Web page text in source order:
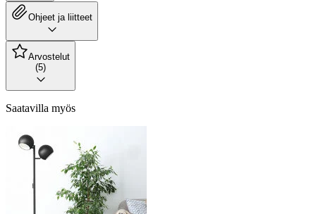
Ohjeet ja liitteet
Arvostelut
(5)
Saatavilla myös